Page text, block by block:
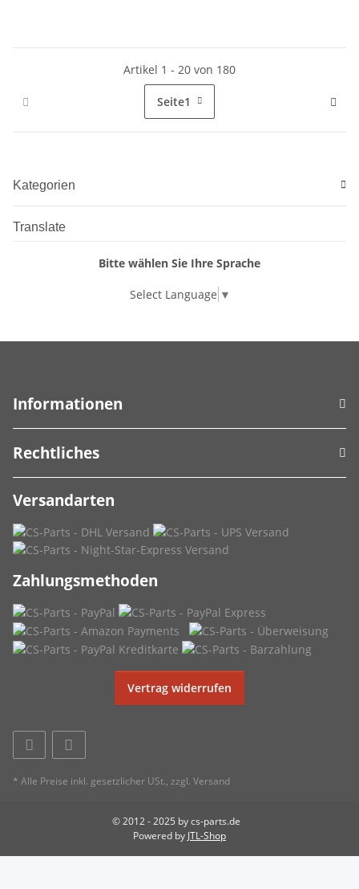
Artikel 1 - 20 von 180
Seite1
Kategorien
Translate
Bitte wählen Sie Ihre Sprache
Select Language ▼
Informationen
Rechtliches
Versandarten
Zahlungsmethoden
Vertrag widerrufen
* Alle Preise inkl. gesetzlicher USt., zzgl. Versand
© 2012 - 2025 by cs-parts.de
Powered by JTL-Shop